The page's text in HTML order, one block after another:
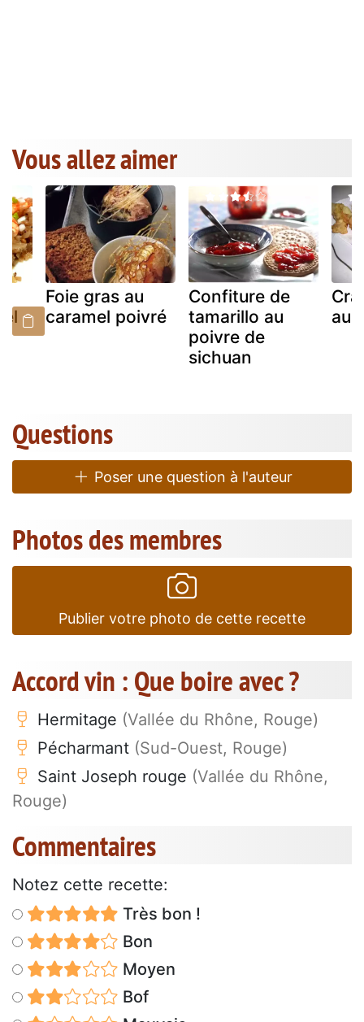
Vous allez aimer
Foie gras au
caramel poivré
Confiture de
tamarillo au
poivre de
sichuan
au
Questions
Poser une question à l'auteur
Photos des membres
Publier votre photo de cette recette
Accord vin : Que boire avec ?
Hermitage (Vallée du Rhône, Rouge)
Pécharmant (Sud-Ouest, Rouge)
Saint Joseph rouge (Vallée du Rhône,
Rouge)
Commentaires
Notez cette recette:
Très bon !
Bon
Moyen
Bof